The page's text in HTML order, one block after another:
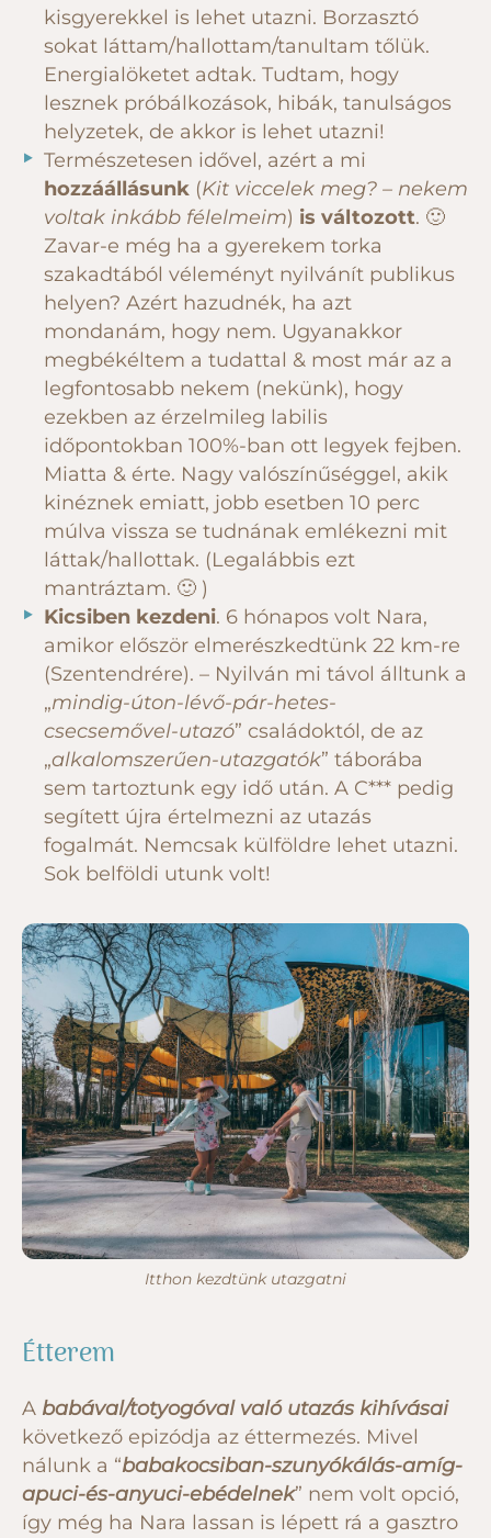
kisgyerekkel is lehet utazni. Borzasztó
sokat láttam/hallottam/tanultam tőlük.
Energialöketet adtak. Tudtam, hogy
lesznek próbálkozások, hibák, tanulságos
helyzetek, de akkor is lehet utazni!
Természetesen idővel, azért a mi
hozzáállásunk (Kit viccelek meg? – nekem
voltak inkább félelmeim) is változott. 🙂
Zavar-e még ha a gyerekem torka
szakadtából véleményt nyilvánít publikus
helyen? Azért hazudnék, ha azt
mondanám, hogy nem. Ugyanakkor
megbékéltem a tudattal & most már az a
legfontosabb nekem (nekünk), hogy
ezekben az érzelmileg labilis
időpontokban 100%-ban ott legyek fejben.
Miatta & érte. Nagy valószínűséggel, akik
kinéznek emiatt, jobb esetben 10 perc
múlva vissza se tudnának emlékezni mit
láttak/hallottak. (Legalábbis ezt
mantráztam. 🙂 )
Kicsiben kezdeni. 6 hónapos volt Nara,
amikor először elmerészkedtünk 22 km-re
(Szentendrére). – Nyilván mi távol álltunk a
„mindig-úton-lévő-pár-hetes-
csecsemővel-utazó” családoktól, de az
„alkalomszerűen-utazgatók” táborába
sem tartoztunk egy idő után. A C*** pedig
segített újra értelmezni az utazás
fogalmát. Nemcsak külföldre lehet utazni.
Sok belföldi utunk volt!
Itthon kezdtünk utazgatni
Étterem
A babával/totyogóval való utazás kihívásai
következő epizódja az éttermezés. Mivel
nálunk a “babakocsiban-szunyókálás-amíg-
apuci-és-anyuci-ebédelnek” nem volt opció,
így még ha Nara lassan is lépett rá a gasztro